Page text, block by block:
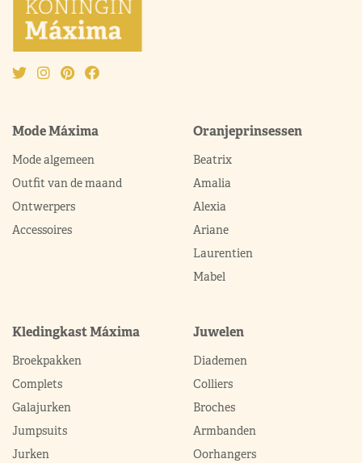
Mode Máxima
Mode algemeen
Outfit van de maand
Ontwerpers
Accessoires
Oranjeprinsessen
Beatrix
Amalia
Alexia
Ariane
Laurentien
Mabel
Kledingkast Máxima
Broekpakken
Complets
Galajurken
Jumpsuits
Jurken
Juwelen
Diademen
Colliers
Broches
Armbanden
Oorhangers